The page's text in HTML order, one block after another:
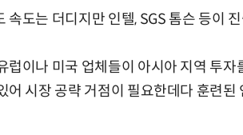
속도는 더디지만 인텔, SGS 톰슨 등이
럽이나 미국 업체들이 아시아 지역 투
어 시장 공략 거점이 필요한데다 훈련